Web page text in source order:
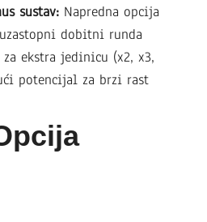
sustav: Napredna opcija
dobitni runda
ekstra jedinicu (x2, x3,
potencijal za brzi rast